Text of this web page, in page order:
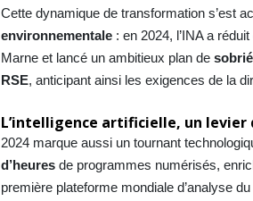
Cette dynamique de transformation s’est
environnementale : en 2024, l’INA a
Marne et lancé un ambitieux plan de
RSE, anticipant ainsi les exigences de la
L’intelligence artificielle, un levier
2024 marque aussi un tournant
d’heuresde programmes numérisés,
première plateforme mondiale d’analyse